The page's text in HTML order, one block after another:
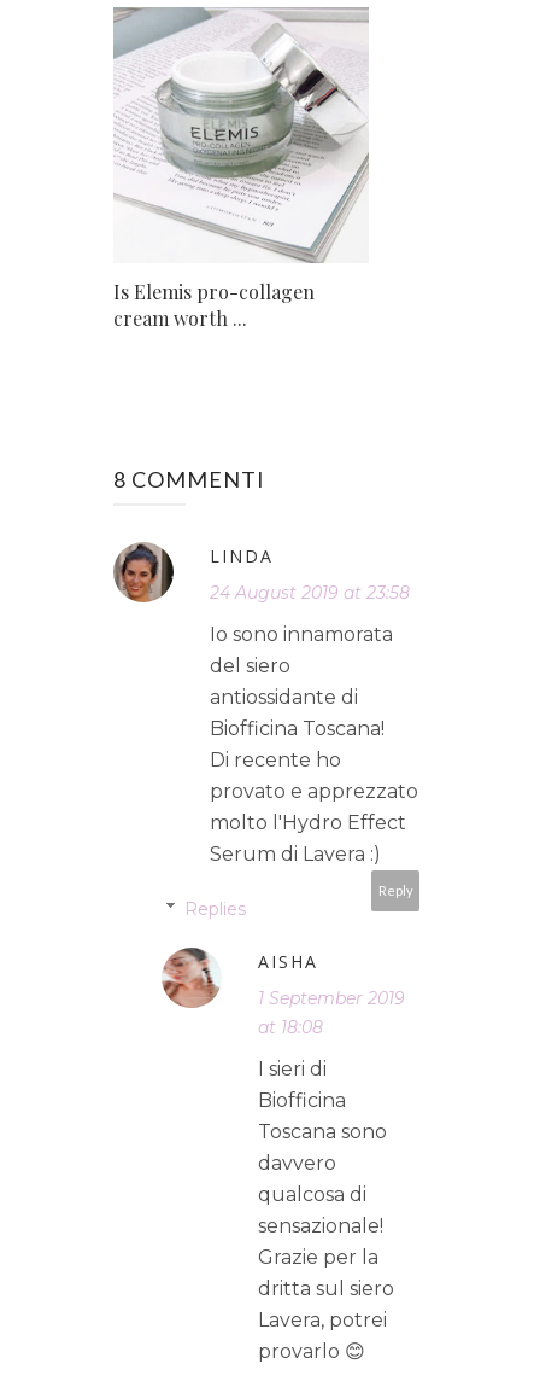
Is Elemis pro-collagen
cream worth ...
8 COMMENTI
LINDA
24 August 2019 at 23:58
Io sono innamorata
del siero
antiossidante di
Biofficina Toscana!
Di recente ho
provato e apprezzato
molto l'Hydro Effect
Serum di Lavera :)
Reply
Replies
AISHA
1 September 2019
at 18:08
I sieri di
Biofficina
Toscana sono
davvero
qualcosa di
sensazionale!
Grazie per la
dritta sul siero
Lavera, potrei
provarlo 😊